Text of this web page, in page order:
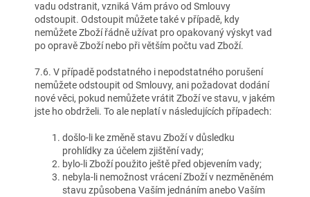
vadu odstranit, vzniká Vám právo od Smlouvy
odstoupit. Odstoupit můžete také v případě, kdy
nemůžete Zboží řádně užívat pro opakovaný výskyt vad
po opravě Zboží nebo při větším počtu vad Zboží.
7.6. V případě podstatného i nepodstatného porušení
nemůžete odstoupit od Smlouvy, ani požadovat dodání
nové věci, pokud nemůžete vrátit Zboží ve stavu, v jakém
jste ho obdrželi. To ale neplatí v následujících případech:
došlo-li ke změně stavu Zboží v důsledku
prohlídky za účelem zjištění vady;
bylo-li Zboží použito ještě před objevením vady;
nebyla-li nemožnost vrácení Zboží v nezměněném
stavu způsobena Vaším jednáním anebo Vaším